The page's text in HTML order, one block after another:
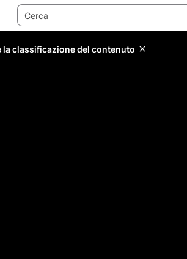
classificazione del contenuto